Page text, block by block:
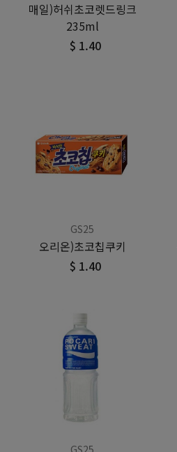
매일)허쉬초코렛드링크
235ml
$ 1.40
GS25
오리온)초코칩쿠키
$ 1.40
GS25